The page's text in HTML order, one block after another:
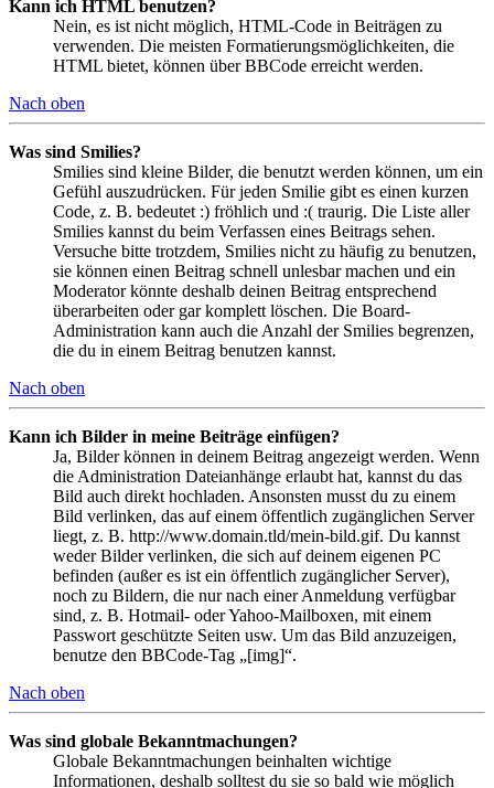
Kann ich HTML benutzen?
Nein, es ist nicht möglich, HTML-Code in Beiträgen zu
verwenden. Die meisten Formatierungsmöglichkeiten, die
HTML bietet, können über BBCode erreicht werden.
Nach oben
Was sind Smilies?
Smilies sind kleine Bilder, die benutzt werden können, um ein
Gefühl auszudrücken. Für jeden Smilie gibt es einen kurzen
Code, z. B. bedeutet :) fröhlich und :( traurig. Die Liste aller
Smilies kannst du beim Verfassen eines Beitrags sehen.
Versuche bitte trotzdem, Smilies nicht zu häufig zu benutzen,
sie können einen Beitrag schnell unlesbar machen und ein
Moderator könnte deshalb deinen Beitrag entsprechend
überarbeiten oder gar komplett löschen. Die Board-
Administration kann auch die Anzahl der Smilies begrenzen,
die du in einem Beitrag benutzen kannst.
Nach oben
Kann ich Bilder in meine Beiträge einfügen?
Ja, Bilder können in deinem Beitrag angezeigt werden. Wenn
die Administration Dateianhänge erlaubt hat, kannst du das
Bild auch direkt hochladen. Ansonsten musst du zu einem
Bild verlinken, das auf einem öffentlich zugänglichen Server
liegt, z. B. http://www.domain.tld/mein-bild.gif. Du kannst
weder Bilder verlinken, die sich auf deinem eigenen PC
befinden (außer es ist ein öffentlich zugänglicher Server),
noch zu Bildern, die nur nach einer Anmeldung verfügbar
sind, z. B. Hotmail- oder Yahoo-Mailboxen, mit einem
Passwort geschützte Seiten usw. Um das Bild anzuzeigen,
benutze den BBCode-Tag „[img]“.
Nach oben
Was sind globale Bekanntmachungen?
Globale Bekanntmachungen beinhalten wichtige
Informationen, deshalb solltest du sie so bald wie möglich